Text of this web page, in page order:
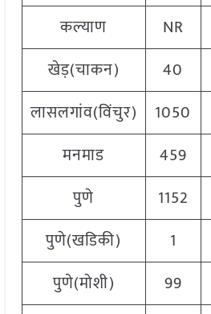
कल्याण
NR
खेड़(चाकन)
40
लासलगांव(विंचुर)
1050
मनमाड
459
पुणे
1152
पुणे(खडिकी)
1
पुणे(मोशी)
99